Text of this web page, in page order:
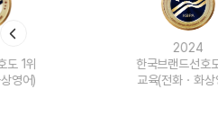
한국브랜드선호도 1위
교육(전화ㆍ화상영어)